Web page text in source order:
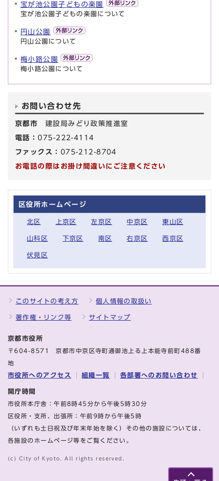
宝が池公園子どもの楽園
宝が池公園子どもの楽園について
円山公園
円山公園について
梅小路公園
梅小路公園について
お問い合わせ先
京都市 建設局みどり政策推進室
電話：075-222-4114
ファックス： 075-212-8704
お電話の際はお掛け間違いにご注意ください
区役所ホームページ
北区 上京区 左京区 中京区 東山区
山科区 下京区 南区 右京区 西京区
伏見区
このサイトの考え方 個人情報の取扱い
著作権・リンク等 サイトマップ
京都市役所
〒604-8571 京都市中京区寺町通御池上る上本能寺前町488番
地
市役所へのアクセス 組織一覧 各部署へのお問い合わせ
開庁時間
市役所本庁舎：午前8時45分から午後5時30分
区役所・支所、出張所：午前9時から午後5時
（いずれも土日祝及び年末年始を除く）その他の施設については、
各施設のホームページ等をご覧ください。
(c) City of Kyoto. All rights reserved.